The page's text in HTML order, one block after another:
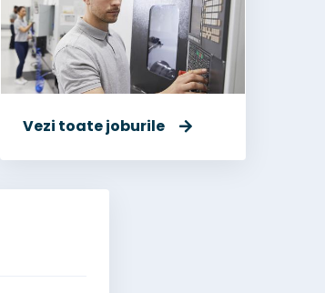
Vezi toate joburile